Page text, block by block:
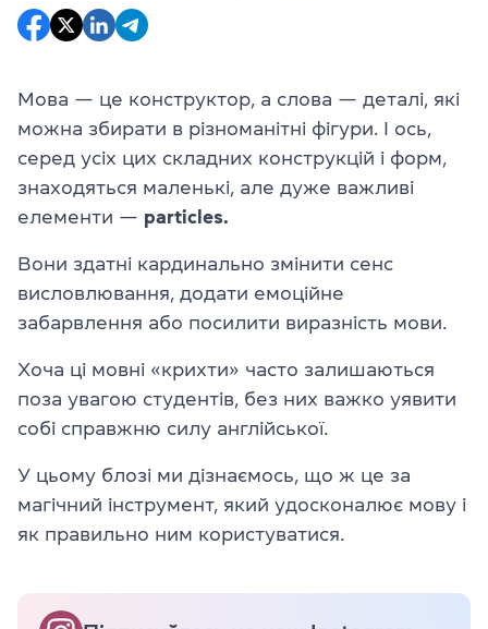
Мова — це конструктор, а слова — деталі, які
можна збирати в різноманітні фігури. І ось,
серед усіх цих складних конструкцій і форм,
знаходяться маленькі, але дуже важливі
елементи — particles.
Вони здатні кардинально змінити сенс
висловлювання, додати емоційне
забарвлення або посилити виразність мови.
Хоча ці мовні «крихти» часто залишаються
поза увагою студентів, без них важко уявити
собі справжню силу англійської.
У цьому блозі ми дізнаємось, що ж це за
магічний інструмент, який удосконалює мову і
як правильно ним користуватися.